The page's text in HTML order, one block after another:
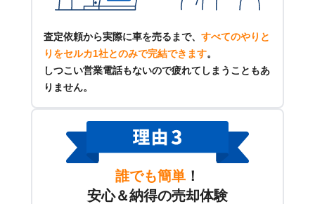
査定依頼から実際に車を売るまで、 すべてのやりと
りをセルカ1社とのみで完結できます。
しつこい営業電話もないので疲れてしまうこともあ
りません。
誰でも簡単 ！
安心＆納得の売却体験